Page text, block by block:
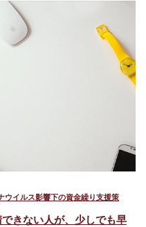
ウイルス影響下の資金繰り支援策
きない人が、少しでも早